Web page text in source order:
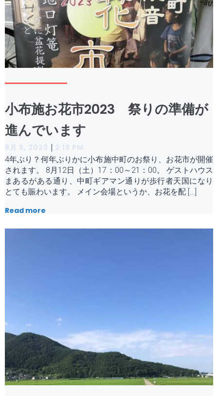
小布施お花市2023 祭りの準備が
進んでいます
8月 8, 2023 | 2:19 PM
4年ぶり？何年ぶりかに小布施中町のお祭り、お花市が開催
されます。 8月12日（土）17：00～21：00。 ゲストハウス
まあるがある通り、中町ギアマン通りが歩行者天国になり
とても賑わいます。 メイン会場というか、お花を配 […]
Read more